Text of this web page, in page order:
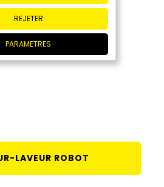
LAVEUR ROBOT
REJETER
PARAMETRES